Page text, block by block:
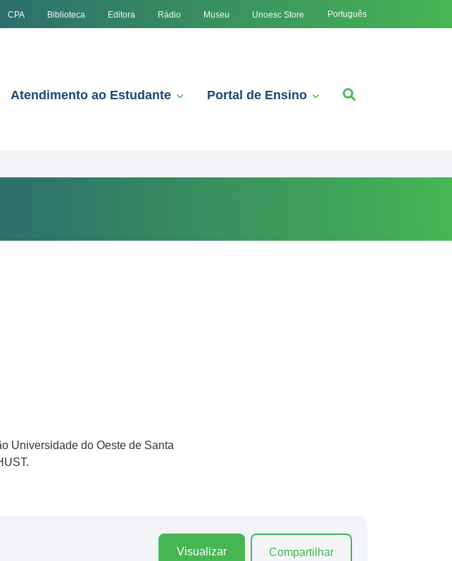
CPA Biblioteca Editora Rádio Museu Unoesc Store Português
Atendimento ao Estudante Portal de Ensino
Universidade do Oeste de Santa
Visualizar Compartilhar